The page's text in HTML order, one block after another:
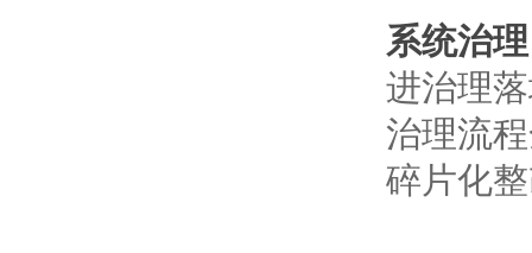
系统治
进治理
治理流
碎片化